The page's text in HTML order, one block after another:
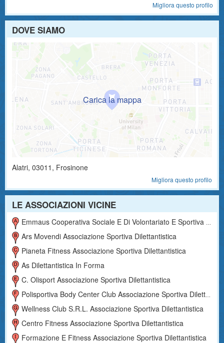
Migliora questo profilo
DOVE SIAMO
Alatri, 03011 , Frosinone
Migliora questo profilo
LE ASSOCIAZIONI VICINE
Emmaus Cooperativa Sociale E Di Volontariato E Sportiva Dilettantistica
Ars Movendi Associazione Sportiva Dilettantistica
Pianeta Fitness Associazione Sportiva Dilettantistica
As Dilettantistica In Forma
C. Olisport Associazione Sportiva Dilettantistica
Polisportiva Body Center Club Associazione Sportiva Dilettantistica
Wellness Club S.r.l. Associazione Sportiva Dilettantistica
Centro Fitness Associazione Sportiva Dilettantistica
Formazione E Fitness Associazione Sportiva Dilettantistica